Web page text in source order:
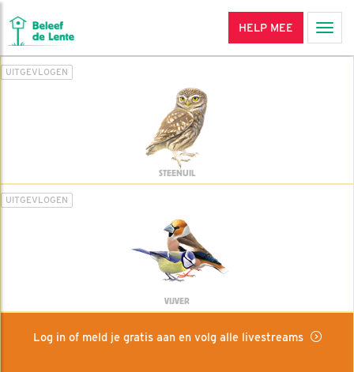
HELP MEE
UITGEVLOGEN
STEENUIL
UITGEVLOGEN
VIJVER
Log in of meld je gratis aan en volg alle livestreams